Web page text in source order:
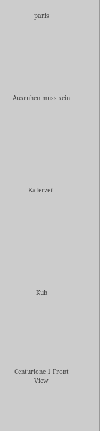
paris
Ausruhen muss sein
Käferzeit
Kuh
Centurione 1 Front
View